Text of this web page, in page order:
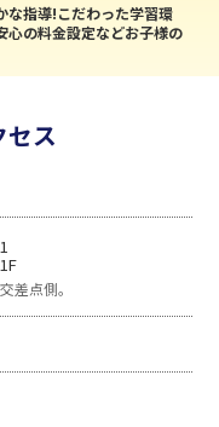
な指導!こだわった学習環
心の料金設定などお子様の
ス
差点側。